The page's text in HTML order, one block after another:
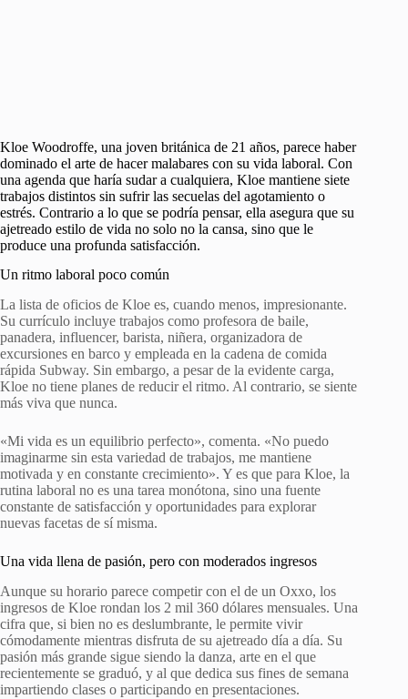
Kloe Woodroffe, una joven británica de 21 años, parece haber
dominado el arte de hacer malabares con su vida laboral. Con
una agenda que haría sudar a cualquiera, Kloe mantiene siete
trabajos distintos sin sufrir las secuelas del agotamiento o
estrés. Contrario a lo que se podría pensar, ella asegura que su
ajetreado estilo de vida no solo no la cansa, sino que le
produce una profunda satisfacción.
Un ritmo laboral poco común
La lista de oficios de Kloe es, cuando menos, impresionante.
Su currículo incluye trabajos como profesora de baile,
panadera, influencer, barista, niñera, organizadora de
excursiones en barco y empleada en la cadena de comida
rápida Subway. Sin embargo, a pesar de la evidente carga,
Kloe no tiene planes de reducir el ritmo. Al contrario, se siente
más viva que nunca.
«Mi vida es un equilibrio perfecto», comenta. «No puedo
imaginarme sin esta variedad de trabajos, me mantiene
motivada y en constante crecimiento». Y es que para Kloe, la
rutina laboral no es una tarea monótona, sino una fuente
constante de satisfacción y oportunidades para explorar
nuevas facetas de sí misma.
Una vida llena de pasión, pero con moderados ingresos
Aunque su horario parece competir con el de un Oxxo, los
ingresos de Kloe rondan los 2 mil 360 dólares mensuales. Una
cifra que, si bien no es deslumbrante, le permite vivir
cómodamente mientras disfruta de su ajetreado día a día. Su
pasión más grande sigue siendo la danza, arte en el que
recientemente se graduó, y al que dedica sus fines de semana
impartiendo clases o participando en presentaciones.